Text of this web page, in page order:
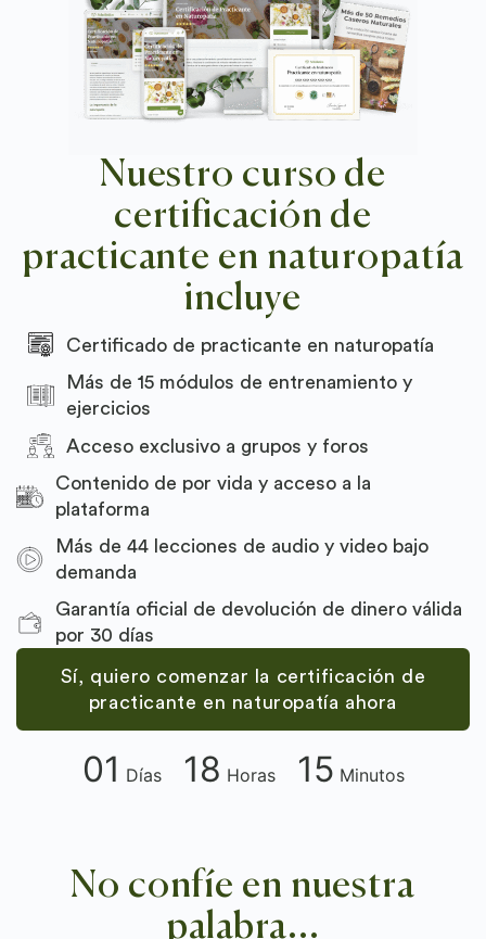
Nuestro curso de
certificación de
practicante en naturopatía
incluye
Certificado de practicante en naturopatía
Más de 15 módulos de entrenamiento y
ejercicios
Acceso exclusivo a grupos y foros
Contenido de por vida y acceso a la
plataforma
Más de 44 lecciones de audio y video bajo
demanda
Garantía oficial de devolución de dinero válida
por 30 días
Sí, quiero comenzar la certificación de
practicante en naturopatía ahora
01 Días 18 Horas 15 Minutos
No confíe en nuestra
palabra...